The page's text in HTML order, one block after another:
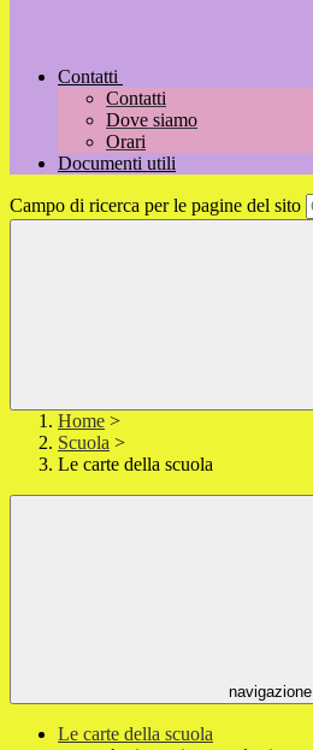
Contatti
Contatti
Dove siamo
Orari
Documenti utili
Campo di ricerca per le pagine del sito
Home >
Scuola >
Le carte della scuola
navigazione
Le carte della scuola